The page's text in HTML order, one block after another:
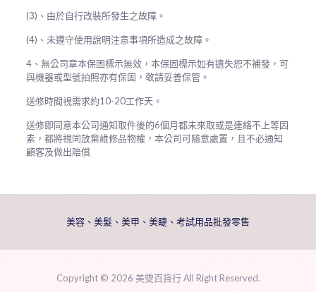
(3)、由於自行改裝所發生之故障。
(4)、未遵守使用說明注意事項所造成之故障。
4、無公司章本保固標示無效，本保固標示如有遺失恕不補發，可
與機器或型號拍照亦有保固，敬請妥善保管。
送修時間視需求約10-20工作天。
送修即同意本公司通知取件後的6個月都未來取或是連絡不上等因
素，都將視同放棄維修品物權，本公司可隨意處置，且不必通知
顧客及做出賠償
美容、美髮、美甲、美睫、考試用品批發零售
Copyright © 2026 美雯百貨行 All Right Reserved.